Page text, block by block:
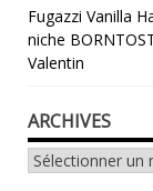
Fugazzi Vanilla
niche
Valentin
ARCHIVES
Archives